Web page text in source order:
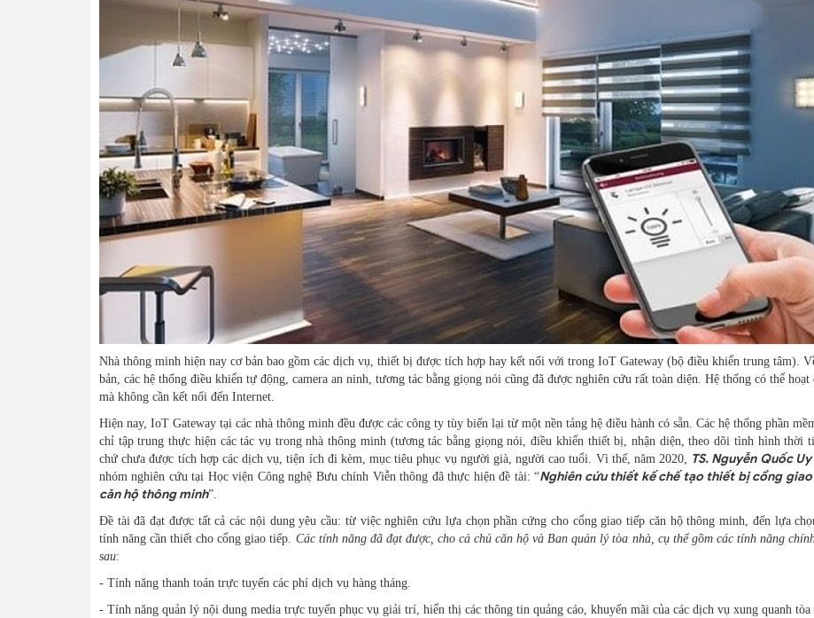
Nhà thông minh hiện nay cơ bản bao gồm các dịch vụ, thiết bị được tích hợp hay kết nối với trong IoT Gateway (bộ điều khiển trung tâm).
bản, các hệ thống điều khiển tự động, camera an ninh, tương tác bằng giọng nói cũng đã được nghiên cứu rất toàn diện. Hệ thống có thể hoạt
mà không cần kết nối đến Internet.
Hiện nay, IoT Gateway tại các nhà thông minh đều được các công ty tùy biến lại từ một nền tảng hệ điều hành có sẵn. Các hệ thống phần
chỉ tập trung thực hiện các tác vụ trong nhà thông minh (tương tác bằng giọng nói, điều khiển thiết bị, nhận diện, theo dõi tình hình thời
chứ chưa được tích hợp các dịch vụ, tiện ích đi kèm, mục tiêu phục vụ người già, người cao tuổi. Vì thế, năm 2020, TS. Nguyễn Quốc Uy
nhóm nghiên cứu tại Học viện Công nghệ Bưu chính Viễn thông đã thực hiện đề tài: “Nghiên cứu thiết kế chế tạo thiết bị cổng
căn hộ thông minh”.
Đề tài đã đạt được tất cả các nội dung yêu cầu: từ việc nghiên cứu lựa chọn phần cứng cho cổng giao tiếp căn hộ thông minh, đến lựa
tính năng cần thiết cho cổng giao tiếp. Các tính năng đã đạt được, cho cả chủ căn hộ và Ban quản lý tòa nhà, cụ thể gồm các tính năng
sau:
- Tính năng thanh toán trực tuyến các phí dịch vụ hàng tháng.
- Tính năng quản lý nội dung media trực tuyến phục vụ giải trí, hiển thị các thông tin quảng cáo, khuyến mãi của các dịch vụ xung quanh tòa